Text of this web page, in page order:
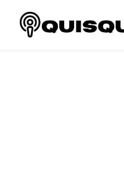
contenido